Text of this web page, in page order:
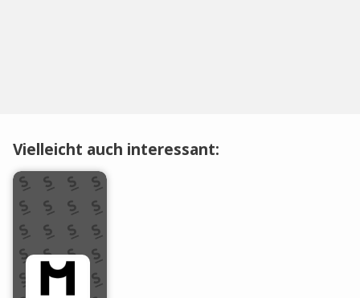
Vielleicht auch interessant: